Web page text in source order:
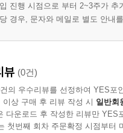
진행 시점으로 부터 2~3주가
경우, 문자와 메일로 별도 안내
뷰 (0건)
의 우수리뷰를 선정하여 YES포
이상 구매 후 리뷰 작성 시 일반회
다운로드 후 작성한 리뷰만 YES
첫번째 회차 주문확정 시점부터